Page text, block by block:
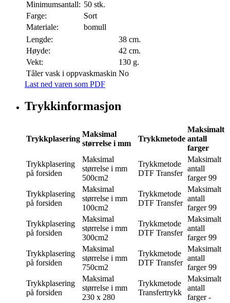
Minimumsantall: 50 stk.
Farge:
Sort
Materiale:
bomull
Lengde:
38 cm.
Høyde:
42 cm.
Vekt:
130 g.
Tåler vask i oppvaskmaskin No
Last ned varen som PDF
Trykkinformasjon
Trykkplasering
Maksimal
størrelse i mm
Trykkmetode
Maksimalt
antall
farger
Trykkplasering
på forsiden
Maksimal
størrelse i mm
500cm2
Trykkmetode
DTF Transfer
Maksimalt
antall
farger 99
Trykkplasering
på forsiden
Maksimal
størrelse i mm
100cm2
Trykkmetode
DTF Transfer
Maksimalt
antall
farger 99
Trykkplasering
på forsiden
Maksimal
størrelse i mm
300cm2
Trykkmetode
DTF Transfer
Maksimalt
antall
farger 99
Trykkplasering
på forsiden
Maksimal
størrelse i mm
750cm2
Trykkmetode
DTF Transfer
Maksimalt
antall
farger 99
Trykkplasering
på forsiden
Maksimal
størrelse i mm
230 x 280
Trykkmetode
Transfertrykk
Maksimalt
antall
farger -